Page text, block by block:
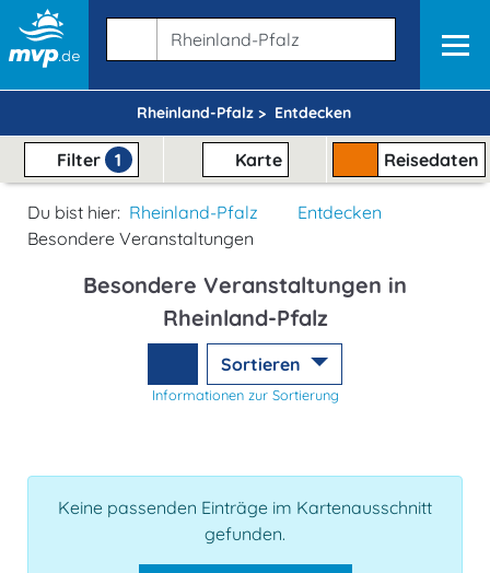
Rheinland-Pfalz > Entdecken
Filter 1 Karte Reisedaten
Du bist hier: Rheinland-Pfalz
Entdecken
Besondere Veranstaltungen
Besondere Veranstaltungen in
Rheinland-Pfalz
Sortieren
Informationen zur Sortierung
Keine passenden Einträge im Kartenausschnitt
gefunden.